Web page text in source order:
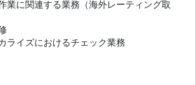
業に関連する業務（海外レーティング取
ライズにおけるチェック業務